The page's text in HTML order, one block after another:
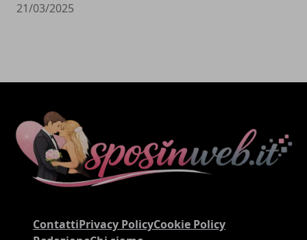
21/03/2025
ContattiPrivacy PolicyCookie Policy